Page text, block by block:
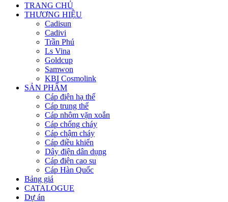
TRANG CHỦ
THƯƠNG HIỆU
Cadisun
Cadivi
Trần Phú
Ls Vina
Goldcup
Samwon
KBI Cosmolink
SẢN PHẨM
Cáp điện hạ thế
Cáp trung thế
Cáp nhôm vặn xoắn
Cáp chống cháy
Cáp chậm cháy
Cáp điều khiển
Dây điện dân dụng
Cáp điện cao su
Cáp Hàn Quốc
Bảng giá
CATALOGUE
Dự án